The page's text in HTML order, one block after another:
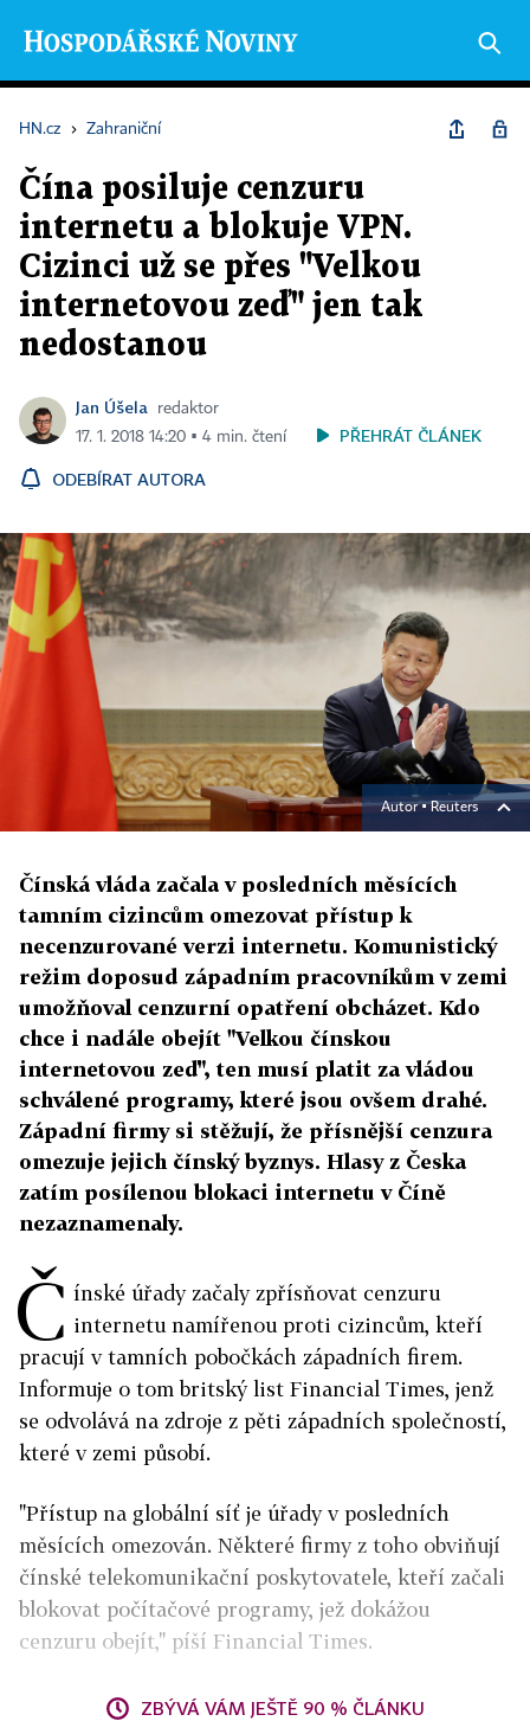
HN.cz › Zahraniční
Čína posiluje cenzuru
internetu a blokuje VPN.
Cizinci už se přes "Velkou
internetovou zeď" jen tak
nedostanou
Jan Úšela
redaktor
17. 1. 2018 14:20 ▪ 4 min. čtení
PŘEHRÁT ČLÁNEK
ODEBÍRAT AUTORA
Autor ▪Reuters
Čínská vláda začala v posledních měsících
tamním cizincům omezovat přístup k
necenzurované verzi internetu. Komunistický
režim doposud západním pracovníkům v zemi
umožňoval cenzurní opatření obcházet. Kdo
chce i nadále obejít "Velkou čínskou
internetovou zeď", ten musí platit za vládou
schválené programy, které jsou ovšem drahé.
Západní firmy si stěžují, že přísnější cenzura
omezuje jejich čínský byznys. Hlasy z Česka
zatím posílenou blokaci internetu v Číně
nezaznamenaly.
Č ínské úřady začaly zpřísňovat cenzuru
internetu namířenou proti cizincům, kteří
pracují v tamních pobočkách západních firem.
Informuje o tom britský list Financial Times, jenž
se odvolává na zdroje z pěti západních společností,
které v zemi působí.
"Přístup na globální síť je úřady v posledních
měsících omezován. Některé firmy z toho obviňují
čínské telekomunikační poskytovatele, kteří začali
blokovat počítačové programy, jež dokážou
cenzuru obejít," píší Financial Times.
ZBÝVÁ VÁM JEŠTĚ 90 % ČLÁNKU